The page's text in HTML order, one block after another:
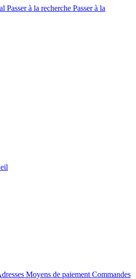
Passer à la recherche Passer à la
Moyens de paiement Commandes